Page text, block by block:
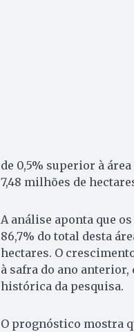
de 0,5% superior à
7,48 milhões de
A análise aponta que
86,7% do total desta
hectares. O
à safra do ano anterior,
histórica da pesquisa.
O prognóstico mostra